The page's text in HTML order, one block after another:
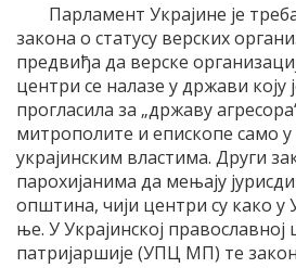
Парламент Украјине је
закона о статусу верских
предвиђа да верске
центри се налазе у држави коју
прогласила за „државу
митрополите и епископе само у
украјинским властима. Други
парохијанима да мењају
општина, чији центри су како у
ње. У Украјинској
патријаршије (УПЦ МП) те